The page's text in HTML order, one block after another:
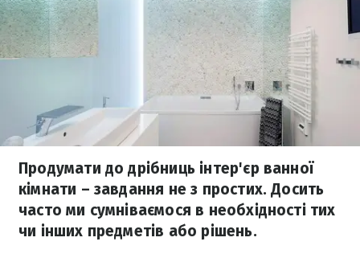
Продумати до дрібниць інтер'єр ванної
кімнати – завдання не з простих. Досить
часто ми сумніваємося в необхідності тих
чи інших предметів або рішень.